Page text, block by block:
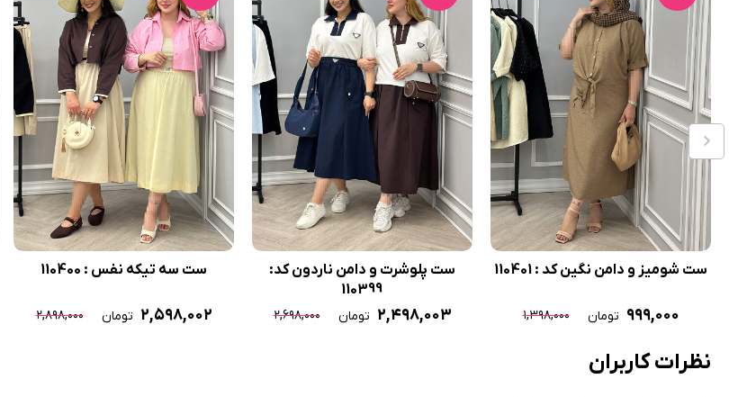
ست شومیز و دامن نگین کد : 110401
۹۹۹,۰۰۰ تومان ۱,۳۹۸,۰۰۰
ست پلوشرت و دامن ناردون کد:
110399
۲,۴۹۸,۰۰۳ تومان ۲,۶۹۸,۰۰۰
ست سه تیکه نفس : 110400
۲,۵۹۸,۰۰۲ تومان ۲,۸۹۸,۰۰۰
نظرات کاربران